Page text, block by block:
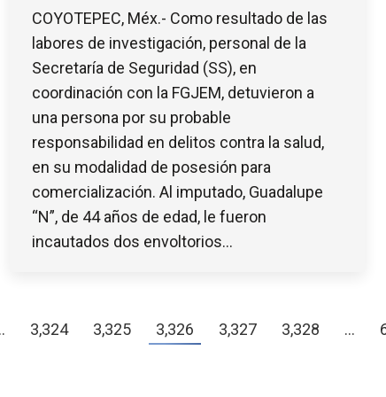
COYOTEPEC, Méx.- Como resultado de las
labores de investigación, personal de la
Secretaría de Seguridad (SS), en
coordinación con la FGJEM, detuvieron a
una persona por su probable
responsabilidad en delitos contra la salud,
en su modalidad de posesión para
comercialización. Al imputado, Guadalupe
“N”, de 44 años de edad, le fueron
incautados dos envoltorios…
3,324 3,325 3,326 3,327 3,328 …